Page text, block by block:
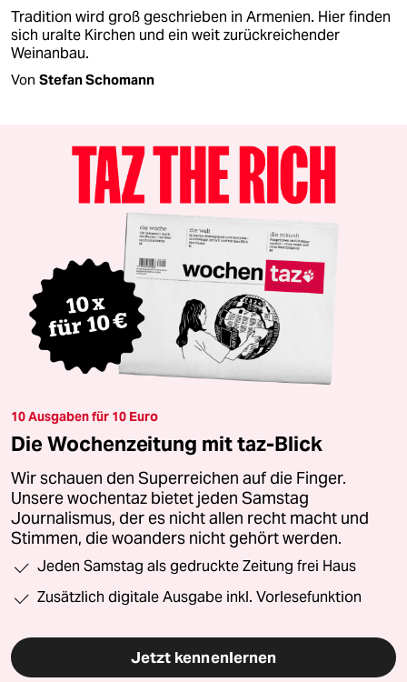
Tradition wird groß geschrieben in Armenien. Hier finden
sich uralte Kirchen und ein weit zurückreichender
Weinanbau.
Von Stefan Schomann
10 Ausgaben für 10 Euro
Die Wochenzeitung mit taz-Blick
Wir schauen den Superreichen auf die Finger.
Unsere wochentaz bietet jeden Samstag
Journalismus, der es nicht allen recht macht und
Stimmen, die woanders nicht gehört werden.
Jeden Samstag als gedruckte Zeitung frei Haus
Zusätzlich digitale Ausgabe inkl. Vorlesefunktion
Jetzt kennenlernen